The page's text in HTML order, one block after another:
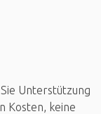
Unterstützung
Kosten, keine